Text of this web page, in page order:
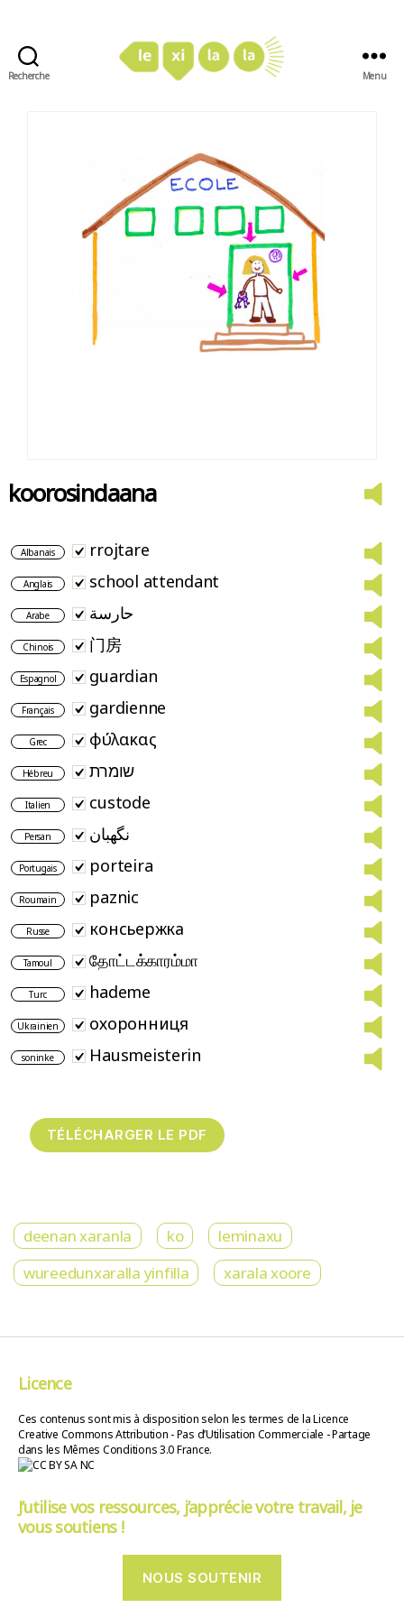
Recherche Menu
koorosindaana
Albanais rrojtare
Anglais school attendant
Arabe حارسة
Chinois 门房
Espagnol guardian
Français gardienne
Grec φύλακας
Hébreu שומרת
Italien custode
Persan نگهبان
Portugais porteira
Roumain paznic
Russe консьержка
Tamoul தோட்டக்காரம்மா
Turc hademe
Ukrainien охоронниця
soninke Hausmeisterin
deenan xaranla ko
leminaxu
wureedunxaralla yinfilla
xarala xoore
Licence
Ces contenus sont mis à disposition selon les termes de la Licence
Creative Commons Attribution - Pas d’Utilisation Commerciale - Partage
dans les Mêmes Conditions 3.0 France.
J’utilise vos ressources, j’apprécie votre travail, je
vous soutiens !
NOUS SOUTENIR